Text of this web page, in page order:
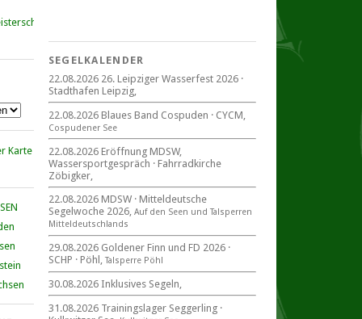
22. August 2026
für alle Segler am See
Mitteldeutsche Segelwoche
22. – 30. August 2026 in Sachsen ·
Thüringen · Sachsen Anhalt
Goldener Finn und FD 2026
29. – 30. August 2026
beim SCHP auf der Talsperre Pöhl
SEGELKALENDER
22.08.2026 26. Leipziger Wasserfest 2026 ·
Stadthafen Leipzig,
22.08.2026 Blaues Band Cospuden · CYCM,
Cospudener See
22.08.2026 Eröffnung MDSW,
Wassersportgespräch · Fahrradkirche
Zöbigker,
22.08.2026 MDSW · Mitteldeutsche
Segelwoche 2026, Auf den Seen und Tal­sperren
Mittel­deut­sch­lands
29.08.2026 Goldener Finn und FD 2026 ·
SCHP · Pöhl, Talsperre Pöhl
30.08.2026 Inklusives Segeln,
31.08.2026 Trainingslager Seggerling ·